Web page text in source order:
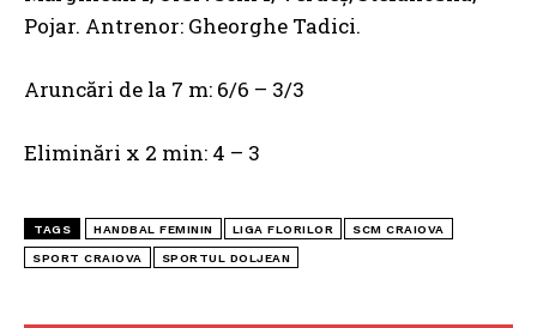
Pojar. Antrenor: Gheorghe Tadici.
Aruncări de la 7 m: 6/6 – 3/3
Eliminări x 2 min: 4 – 3
TAGS HANDBAL FEMININ LIGA FLORILOR SCM CRAIOVA
SPORT CRAIOVA SPORTUL DOLJEAN